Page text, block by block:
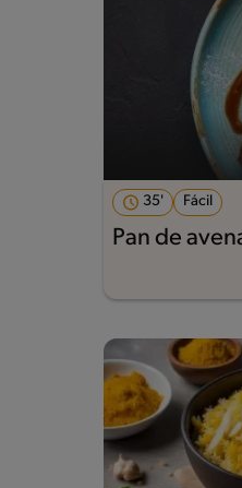
35' Fácil
Pan de